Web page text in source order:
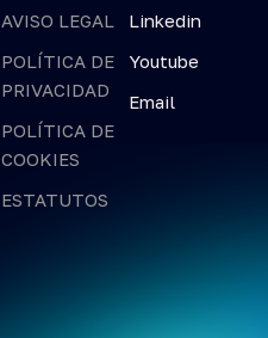
AVISO LEGAL
POLÍTICA DE
PRIVACIDAD
POLÍTICA DE
COOKIES
ESTATUTOS
Linkedin
Youtube
Email